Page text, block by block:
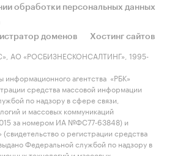
можно отнести рынок по
роста (малый/крупный, с
с отстающей
перспективе и в
Меняются ли позиции
времени?
насыщен и какой у региона
если сравнить его с
доходами, со схожей
обработки персональных данных
доменов
Хостинг сайтов
АО «РОСБИЗНЕСКОНСАЛТИНГ», 1995-
агентства «РБК»
средства массовой информации
по надзору в сфере связи,
и массовых коммуникаций
за номером ИА №ФС77-63848) и
(свидетельство о регистрации средства
Федеральной службой по надзору в